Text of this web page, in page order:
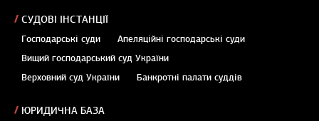
СУДОВІ ІНСТАНЦІЇ
Господарські суди
Апеляційні господарські суди
Вищий господарський суд України
Верховний суд України
Банкротні палати суддів
ЮРИДИЧНА БАЗА